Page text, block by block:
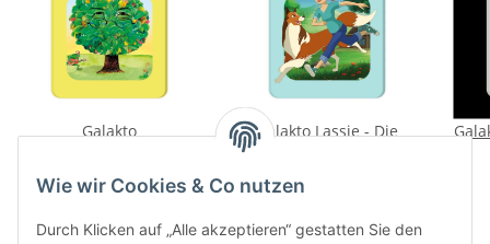
Wie wir Cookies & Co nutzen
Durch Klicken auf „Alle akzeptieren“ gestatten Sie den
Galakto
11,99 € *
Galakto Lassie - Die
große Schnitzeljagd &
9,99 €